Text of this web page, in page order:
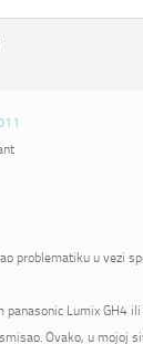
problematiku u vezi
panasonic Lumix GH4
Ovako, u mojoj